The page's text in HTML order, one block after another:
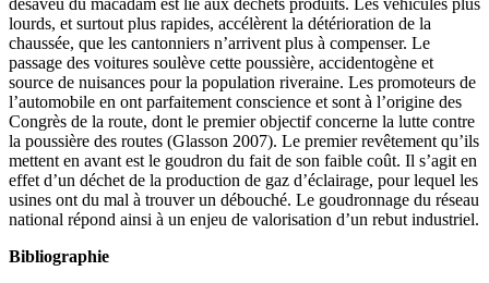
désaveu du macadam est lié aux déchets produits. Les véhicules plus
lourds, et surtout plus rapides, accélèrent la détérioration de la
chaussée, que les cantonniers n’arrivent plus à compenser. Le
passage des voitures soulève cette poussière, accidentogène et
source de nuisances pour la population riveraine. Les promoteurs de
l’automobile en ont parfaitement conscience et sont à l’origine des
Congrès de la route, dont le premier objectif concerne la lutte contre
la poussière des routes (Glasson 2007). Le premier revêtement qu’ils
mettent en avant est le goudron du fait de son faible coût. Il s’agit en
effet d’un déchet de la production de gaz d’éclairage, pour lequel les
usines ont du mal à trouver un débouché. Le goudronnage du réseau
national répond ainsi à un enjeu de valorisation d’un rebut industriel.
Bibliographie